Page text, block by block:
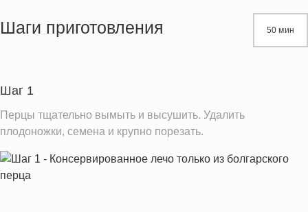
Жиры
Пищевые волокна
Сахар
Вода
292.8 г
Натрий
Магний
Шаги приготовления 50 мин
Шаг 1
Перцы тщательно вымыть и высушить. Удалить
плодоножки, семена и крупно порезать.